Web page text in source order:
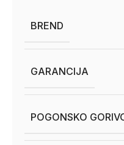
BREND
GARANCIJA
POGONSKO